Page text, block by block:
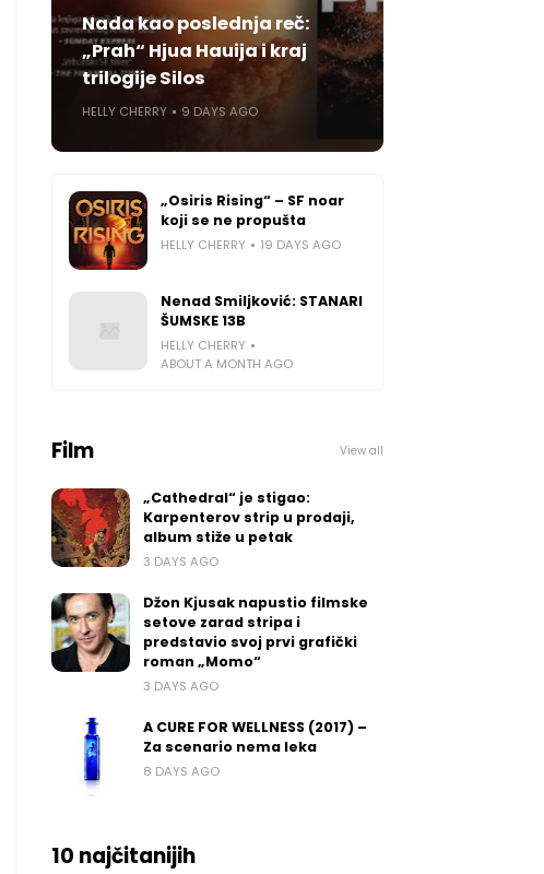
Nada kao poslednja reč:
„Prah“ Hjua Hauija i kraj
trilogije Silos
HELLY CHERRY 9 DAYS AGO
„Osiris Rising“ – SF noar
koji se ne propušta
HELLY CHERRY 19 DAYS AGO
Nenad Smiljković: STANARI
ŠUMSKE 13B
HELLY CHERRY
ABOUT A MONTH AGO
Film View all
„Cathedral“ je stigao:
Karpenterov strip u prodaji,
album stiže u petak
3 DAYS AGO
Džon Kjusak napustio filmske
setove zarad stripa i
predstavio svoj prvi grafički
roman „Momo“
3 DAYS AGO
A CURE FOR WELLNESS (2017) –
Za scenario nema leka
8 DAYS AGO
10 najčitanijih